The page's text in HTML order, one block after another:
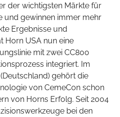
der wichtigsten Märkte für
und gewinnen immer mehr
Ergebnisse und
Horn USA nun eine
mit zwei CC800
integriert. Im
gehört die
von CemeCon schon
von Horns Erfolg. Seit 2004
bei den